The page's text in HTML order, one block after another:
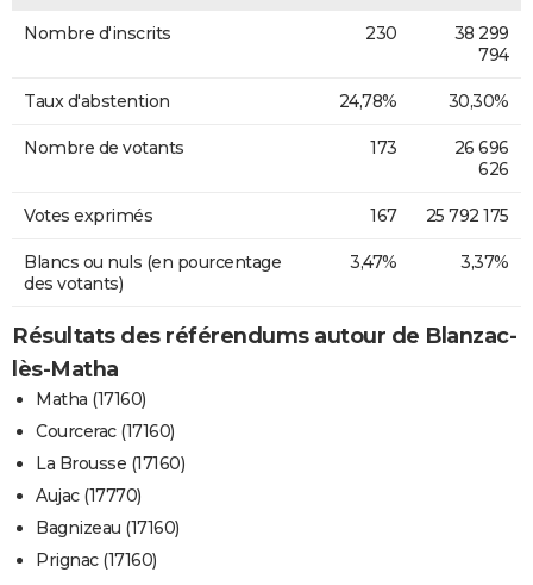
Nombre d'inscrits 230
38 299
794
Taux d'abstention 24,78% 30,30%
Nombre de votants 173
26 696
626
Votes exprimés 167 25 792 175
Blancs ou nuls (en pourcentage
des votants)
3,47% 3,37%
Résultats des référendums autour de Blanzac-
lès-Matha
Matha (17160)
Courcerac (17160)
La Brousse (17160)
Aujac (17770)
Bagnizeau (17160)
Prignac (17160)